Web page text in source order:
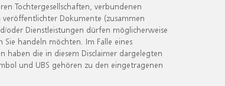
Tochtergesellschaften, verbundenen
Dokumente (zusammen
oder Dienstleistungen dürfen möglicherweise
handeln möchten. Im Falle eines
haben die in diesem Disclaimer dargelegten
und UBS gehören zu den eingetragenen